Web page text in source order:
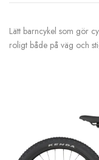
Lätt barncykel som gör
roligt både på väg och